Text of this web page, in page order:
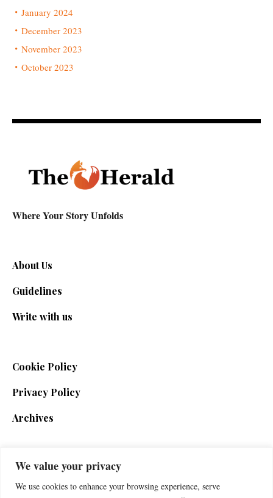
We value your privacy
We use cookies to enhance your browsing experience, serve
January 2024
December 2023
November 2023
October 2023
Where Your Story Unfolds
About Us
Guidelines
Write with us
Cookie Policy
Privacy Policy
Archives
SIGN UP FOR THE NEWSLETTER